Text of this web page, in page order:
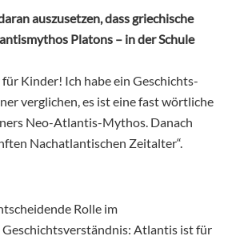
auszusetzen, dass griechische
Platons – in der Schule
für Kinder! Ich habe ein Geschichts-
verglichen, es ist eine fast wörtliche
Neo-Atlantis-Mythos. Danach
Nachatlantischen Zeitalter“.
Rolle im
Atlantis ist für